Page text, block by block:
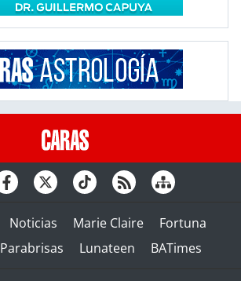
Noticias Marie Claire
Fortuna
Parabrisas Lunateen BATimes